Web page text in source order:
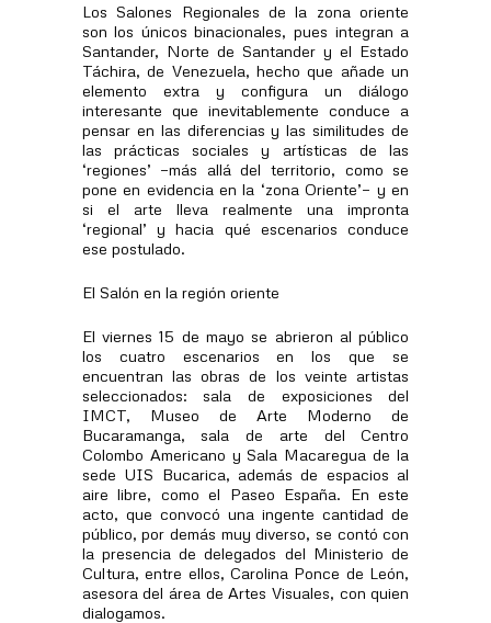
Los Salones Regionales de la zona oriente
son los únicos binacionales, pues integran a
Santander, Norte de Santander y el Estado
Táchira, de Venezuela, hecho que añade un
elemento extra y configura un diálogo
interesante que inevitablemente conduce a
pensar en las diferencias y las similitudes de
las prácticas sociales y artísticas de las
‘regiones’ —más allá del territorio, como se
pone en evidencia en la ‘zona Oriente’— y en
si el arte lleva realmente una impronta
‘regional’ y hacia qué escenarios conduce
ese postulado.
El Salón en la región oriente
El viernes 15 de mayo se abrieron al público
los cuatro escenarios en los que se
encuentran las obras de los veinte artistas
seleccionados: sala de exposiciones del
IMCT, Museo de Arte Moderno de
Bucaramanga, sala de arte del Centro
Colombo Americano y Sala Macaregua de la
sede UIS Bucarica, además de espacios al
aire libre, como el Paseo España. En este
acto, que convocó una ingente cantidad de
público, por demás muy diverso, se contó con
la presencia de delegados del Ministerio de
Cultura, entre ellos, Carolina Ponce de León,
asesora del área de Artes Visuales, con quien
dialogamos.